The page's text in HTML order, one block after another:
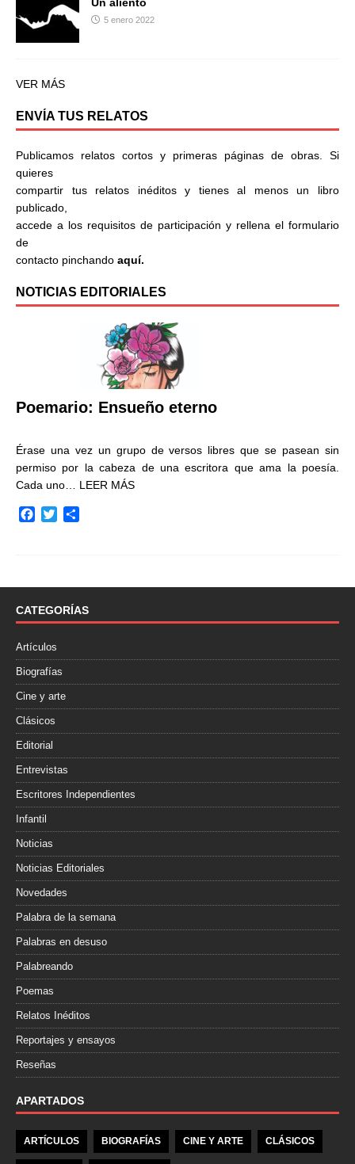
5 enero 2022
VER MÁS
ENVÍA TUS RELATOS
Publicamos relatos cortos y primeras páginas de obras. Si
quieres
compartir tus relatos inéditos y tienes al menos un libro
publicado,
accede a los requisitos de participación y rellena el formulario
de
contacto pinchando aquí.
NOTICIAS EDITORIALES
Poemario: Ensueño eterno
Érase una vez un grupo de versos libres que se pasean sin
permiso por la cabeza de una escritora que ama la poesía.
Cada uno… LEER MÁS
o
k
r
t
i
CATEGORÍAS
Artículos
Biografías
Cine y arte
Clásicos
Editorial
Entrevistas
Escritores Independientes
Infantil
Noticias
Noticias Editoriales
Novedades
Palabra de la semana
Palabras en desuso
Palabreando
Poemas
Relatos Inéditos
Reportajes y ensayos
Reseñas
APARTADOS
ARTÍCULOS BIOGRAFÍAS CINE Y ARTE CLÁSICOS